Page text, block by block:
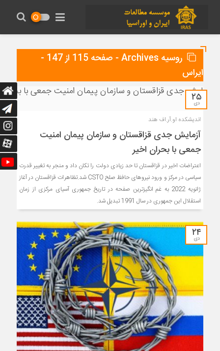
روسیه Archives - صفحه 115 از 147 -
ایراس
۲۵
دی
اندیشکده او.آر.اف هند
آزمایش جدی قزاقستان و سازمان پیمان امنیت
جمعی با بحران اخیر
اعتراضات اخیر در قزاقستان تا حد زیادی دولت را تکان داد و منجر به تغییر قدرت
سیاسی در مرکز و ورود نیروهای حافظ صلح CSTO شد.تظاهرات قزاقستان در آغاز
ژانویه 2022 به غم انگیزترین صفحه در تاریخ جمهوری آسیای مرکزی از زمان
استقلال این جمهوری در سال 1991 تبدیل شد.
۲۴
دی